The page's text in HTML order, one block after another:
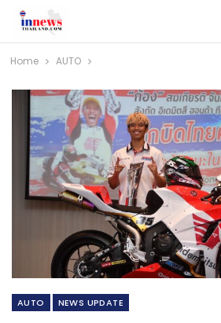
Home AUTO
AUTO NEWS​ UPDATE